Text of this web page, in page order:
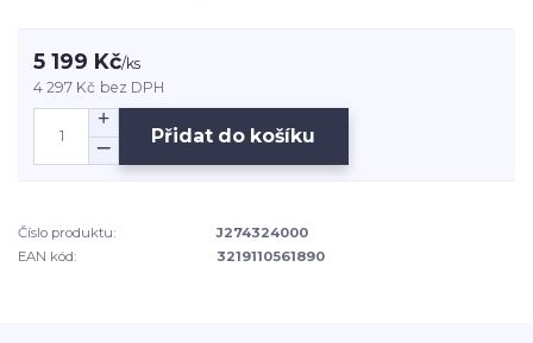
5 199 Kč/ks
4 297 Kč bez DPH
Přidat do košíku
Číslo produktu:
J274324000
EAN kód:
3219110561890